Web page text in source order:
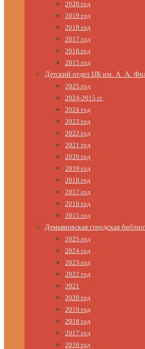
2020 год
2019 год
2018 год
2017 год
2016 год
2015 год
Детский отдел ЦБ им. А. А.
2025 год
2024-2015 гг.
2024 год
2023 год
2022 год
2021 год
2020 год
2019 год
2018 год
2017 год
2016 год
2015 год
Демьяновская городская
2025 год
2024 год
2023 год
2022 год
2021
2020 год
2019 год
2018 год
2017 год
2016 год